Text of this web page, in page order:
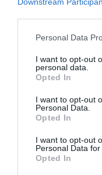
Personal Data
I want to opt-out
personal data.
Opted In
I want to opt-out
Personal Data.
Opted In
I want to opt-out
Personal Data for
Opted In